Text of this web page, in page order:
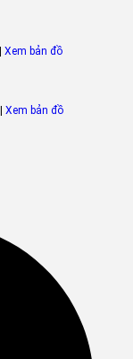
Xem bản đồ
Xem bản đồ